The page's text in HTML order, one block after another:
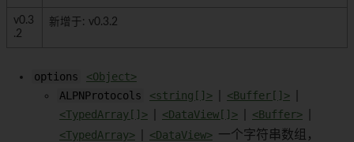
v0.3
.2
新增于: v0.3.2
options
<Object>
ALPNProtocols
<string[]> <Buffer[]>
<TypedArray[]>
<DataView[]> <Buffer>
<TypedArray>
<DataView> 一个字符串数组，